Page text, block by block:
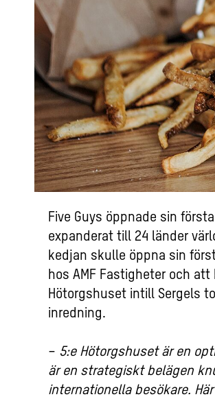
Five Guys öppnade sin
expanderat till 24 länder
kedjan skulle öppna sin
hos AMF Fastigheter och
Hötorgshuset intill Sergels
inredning.
− 5:e Hötorgshuset är en
är en strategiskt belägen
internationella besökare.